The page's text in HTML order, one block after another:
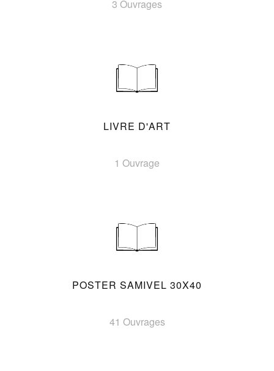
3 Ouvrages
LIVRE D'ART
1 Ouvrage
POSTER SAMIVEL 30X40
41 Ouvrages